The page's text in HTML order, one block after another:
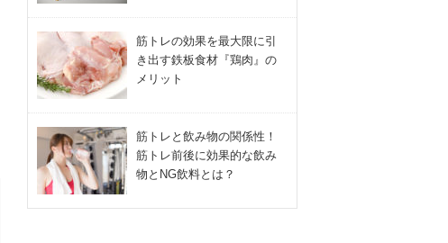
筋トレの効果を最大限に引
き出す鉄板食材『鶏肉』の
メリット
筋トレと飲み物の関係性！
筋トレ前後に効果的な飲み
物とNG飲料とは？